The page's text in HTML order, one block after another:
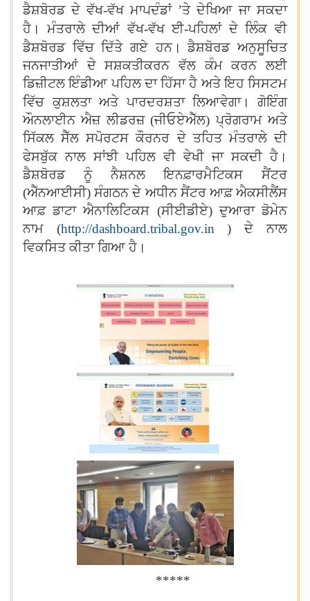
ਡੈਸ਼ਬੋਰਡ ਦੇ ਵੱਖ-ਵੱਖ ਮਾਪਦੰਡਾਂ ’ਤੇ ਦੇਖਿਆ ਜਾ ਸਕਦਾ
ਹੈ ।
ਮੰਤਰਾਲੇ ਦੀਆਂ ਵੱਖ-ਵੱਖ ਈ-ਪਹਿਲਾਂ ਦੇ ਲਿੰਕ ਵੀ
ਡੈਸ਼ਬੋਰਡ ਵਿੱਚ ਦਿੱਤੇ ਗਏ ਹਨ।
ਡੈਸ਼ਬੋਰਡ ਅਨੁਸੂਚਿਤ
ਜਨਜਾਤੀਆਂ ਦੇ ਸਸ਼ਕਤੀਕਰਨ ਵੱਲ ਕੰਮ ਕਰਨ ਲਈ
ਡਿਜ਼ੀਟਲ ਇੰਡੀਆ ਪਹਿਲ ਦਾ ਹਿੱਸਾ ਹੈ ਅਤੇ ਇਹ ਸਿਸਟਮ
ਵਿੱਚ ਕੁਸ਼ਲਤਾ ਅਤੇ ਪਾਰਦਰਸ਼ਤਾ ਲਿਆਵੇਗਾ।
ਗੋਇੰਗ
ਔਨਲਾਈਨ ਐਜ਼ ਲੀਡਰਜ਼ (ਜੀਓਏਐੱਲ) ਪ੍ਰੋਗਰਾਮ ਅਤੇ
ਸਿੱਕਲ ਸੈੱਲ ਸਪੋਰਟਸ ਕੌਰਨਰ ਦੇ ਤਹਿਤ ਮੰਤਰਾਲੇ ਦੀ
ਫੇਸਬੁੱਕ ਨਾਲ ਸਾਂਝੀ ਪਹਿਲ ਵੀ ਵੇਖੀ ਜਾ ਸਕਦੀ ਹੈ ।
ਡੈਸ਼ਬੋਰਡ ਨੂੰ ਨੈਸ਼ਨਲ ਇਨਫ਼ਾਰਮੈਟਿਕਸ ਸੈਂਟਰ
(ਐੱਨਆਈਸੀ) ਸੰਗਠਨ ਦੇ ਅਧੀਨ ਸੈਂਟਰ ਆਫ਼ ਐਕਸੀਲੈਂਸ
ਆਫ਼ ਡਾਟਾ ਐਨਾਲਿਟਿਕਸ (ਸੀਈਡੀਏ) ਦੁਆਰਾ ਡੋਮੇਨ
ਨਾਮ (http://dashboard.tribal.gov.in )ਦੇ ਨਾਲ
ਵਿਕਸਿਤ ਕੀਤਾ ਗਿਆ ਹੈ ।
*****